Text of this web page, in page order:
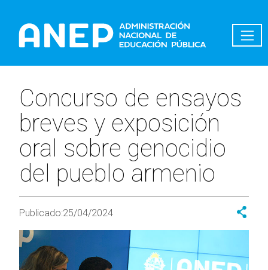
Concurso de ensayos
breves y exposición
oral sobre genocidio
del pueblo armenio
Publicado:25/04/2024